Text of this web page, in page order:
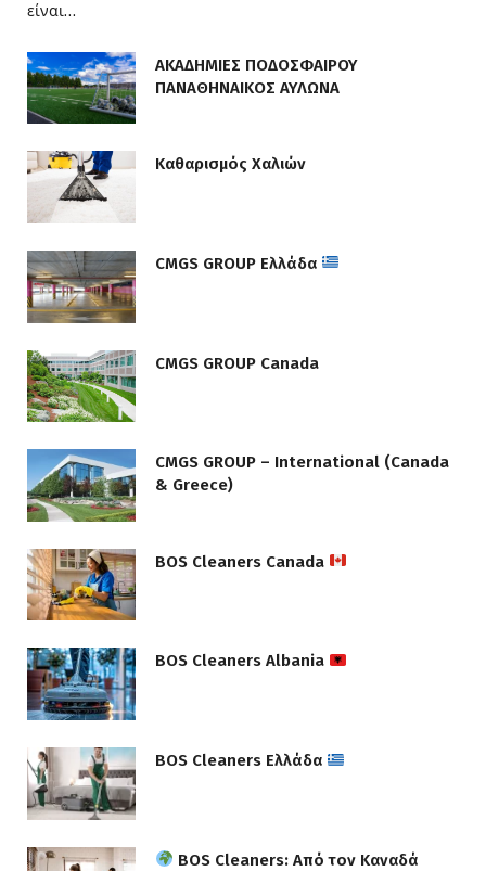
είναι…
ΑΚΑΔΗΜΙΕΣ ΠΟΔΟΣΦΑΙΡΟΥ
ΠΑΝΑΘΗΝΑΙΚΟΣ ΑΥΛΩΝΑ
Καθαρισμός Χαλιών
CMGS GROUP Ελλάδα
CMGS GROUP Canada
CMGS GROUP – International (Canada
& Greece)
BOS Cleaners Canada
BOS Cleaners Albania
BOS Cleaners Ελλάδα
BOS Cleaners: Από τον Καναδά